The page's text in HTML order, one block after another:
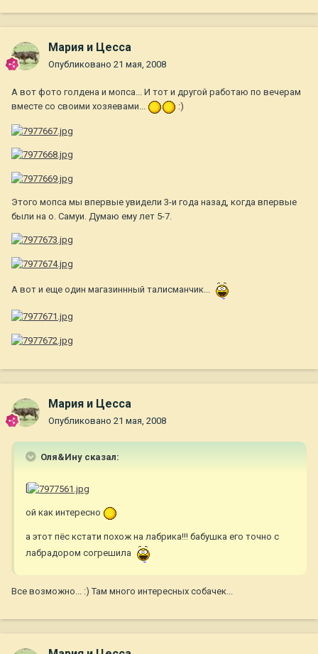
Мария и Цесса
Опубликовано 21 мая, 2008
А вот фото голдена и мопса... И тот и другой работаю по вечерам
вместе со своими хозяевами...
:)
Этого мопса мы впервые увидели 3-и года назад, когда впервые
были на о. Самуи. Думаю ему лет 5-7.
А вот и еще один магазиннный талисманчик...
Мария и Цесса
Опубликовано 21 мая, 2008
Оля&Ину сказал:
ой как интересно
а этот пёс кстати похож на лабрика!!! бабушка его точно с
лабрадором согрешила
Все возможно... :) Там много интересных собачек...